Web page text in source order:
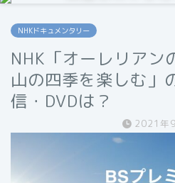
NHKドキュメンタリー
NHK「オーレリアン
山の四季を楽しむ」
信・DVDは？
2021年